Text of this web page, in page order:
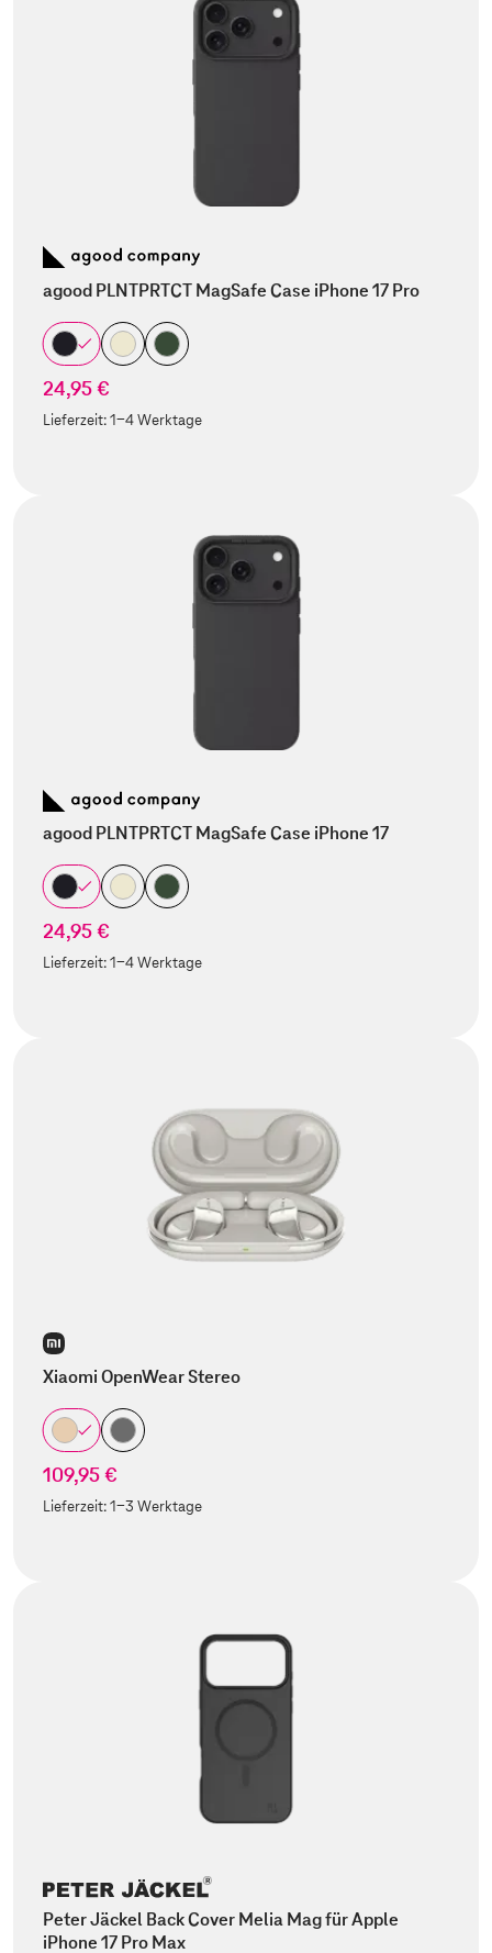
agood PLNTPRTCT MagSafe Case iPhone 17 Pro
24,95 €
Lieferzeit:1-4 Werktage
agood PLNTPRTCT MagSafe Case iPhone 17
24,95 €
Lieferzeit:1-4 Werktage
Xiaomi OpenWear Stereo
109,95 €
Lieferzeit:1-3 Werktage
Peter Jäckel Back Cover Melia Mag für Apple
iPhone 17 Pro Max